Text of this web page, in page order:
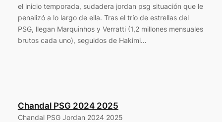
el inicio temporada, sudadera jordan psg situación que le
penalizó a lo largo de ella. Tras el trío de estrellas del
PSG, llegan Marquinhos y Verratti (1,2 millones mensuales
brutos cada uno), seguidos de Hakimi…
Chandal PSG 2024 2025
Chandal PSG Jordan 2024 2025